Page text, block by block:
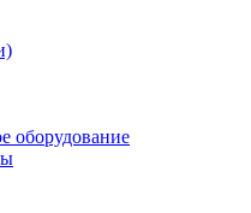
оборудование